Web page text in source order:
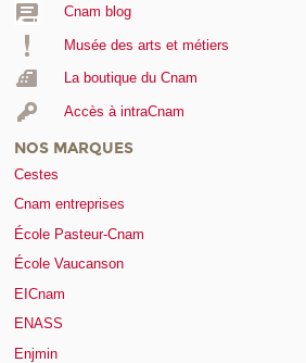
Cnam blog
Musée des arts et métiers
La boutique du Cnam
Accès à intraCnam
NOS MARQUES
Cestes
Cnam entreprises
École Pasteur-Cnam
École Vaucanson
EICnam
ENASS
Enjmin